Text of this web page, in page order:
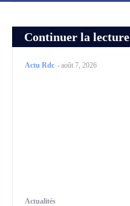
Continuer la lecture
Actu Rdc -août 7, 2026
Actualités